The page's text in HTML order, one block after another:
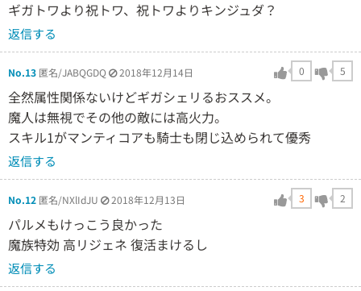
ギガトワより祝トワ、祝トワよりキンジュダ？
返信する
No.13 匿名/JABQGDQ 2018年12月14日 0 5
全然属性関係ないけどギガシェリるおススメ。
魔人は無視でその他の敵には高火力。
スキル1がマンティコアも騎士も閉じ込められて優秀
返信する
No.12 匿名/NXlIdJU 2018年12月13日 3 2
パルメもけっこう良かった
魔族特効 高リジェネ 復活まけるし
返信する